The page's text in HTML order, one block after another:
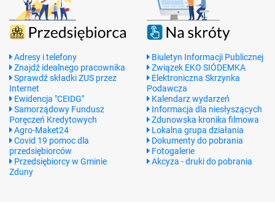
Adresy i telefony
Znajdź idealnego pracownika
Sprawdź składki ZUS przez
Internet
Ewidencja "CEIDG"
Samorządowy Fundusz
Poręczeń Kredytowych
Agro-Maket24
Covid 19 pomoc dla
przedsiębiorców
Przedsiębiorcy w Gminie
Zduny
Biuletyn Informacji Publicznej
Związek EKO SIÓDEMKA
Elektroniczna Skrzynka
Podawcza
Kalendarz wydarzeń
Informacja dla niesłyszących
Zdunowska kronika filmowa
Lokalna grupa działania
Dokumenty do pobrania
Fotogalerie
Akcyza - druki do pobrania